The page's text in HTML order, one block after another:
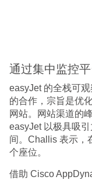
通过集中监控
easyJet 的全栈可
的合作，宗旨是优
网站。网站渠道的
easyJet 以极具吸
间。Challis 表示，
个座位。
借助 Cisco